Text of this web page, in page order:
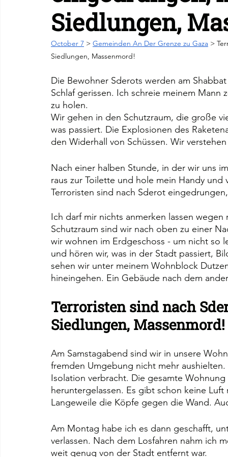
Siedlungen,
October 7 > Gemeinden An Der Grenze zu Gaza >
Siedlungen, Massenmord!
Die Bewohner Sderots werden am
Schlaf gerissen. Ich schreie meinem Mann
zu holen.
Wir gehen in den Schutzraum, die große
was passiert. Die Explosionen des
den Widerhall von Schüssen. Wir
Nach einer halben Stunde, in der wir uns
raus zur Toilette und hole mein Handy
Terroristen sind nach Sderot
Ich darf mir nichts anmerken lassen
Schutzraum sind wir nach oben zu einer
wir wohnen im Erdgeschoss - um nicht so
und hören wir, was in der Stadt passiert,
sehen wir unter meinem Wohnblock
hineingehen. Ein Gebäude nach dem
Terroristen sind nach
Siedlungen, Massenmord!
Am Samstagabend sind wir in unsere
fremden Umgebung nicht mehr
Isolation verbracht. Die gesamte
heruntergelassen. Es gibt schon keine
Langeweile die Köpfe gegen die Wand.
Am Montag habe ich es dann geschafft,
verlassen. Nach dem Losfahren nahm ich
weit genug von der Stadt entfernt war.